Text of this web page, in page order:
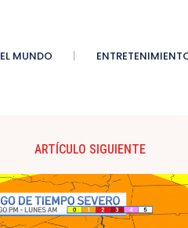
EL MUNDO
ARTÍCULO SIGUIENTE